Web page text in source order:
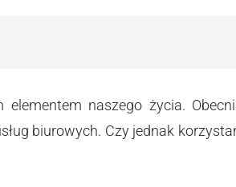
elementem naszego życia.
biurowych. Czy jednak